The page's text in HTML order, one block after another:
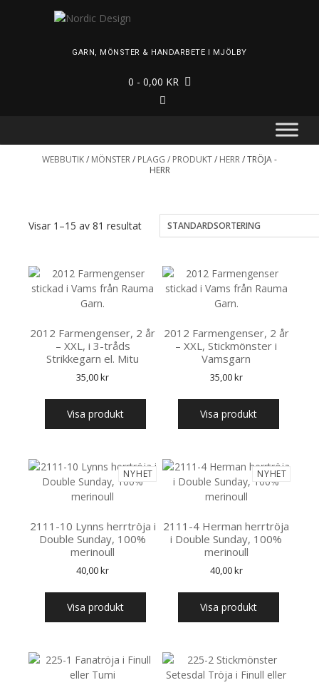
GARN, MÖNSTER & HANDARBETE I MJÖLBY
0 - 0,00 KR
WEBBUTIK/ MÖNSTER/ PLAGG / PRODUKT/ HERR/ TRÖJA -
HERR
Visar 1–15 av 81 resultat
2012 Farmengenser, 2 år
– XXL, i 3-tråds
Strikkegarn el. Mitu
35,00kr
Visa produkt
2012 Farmengenser, 2 år
– XXL, Stickmönster i
Vamsgarn
35,00kr
Visa produkt
NYHET
2111-10 Lynns herrtröja i
Double Sunday, 100%
merinoull
40,00kr
Visa produkt
NYHET
2111-4 Herman herrtröja
i Double Sunday, 100%
merinoull
40,00kr
Visa produkt